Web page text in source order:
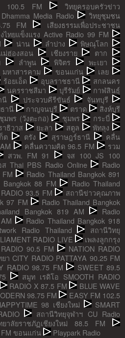
100.5 FM
วิทยุครอบครัวข่าว
Media Radio
วิทยุชุมชน
FM
เสียงธรรมเพื่อประชาชน
ไทยแข็งแรง Active Radio 99 FM
น่าน ลำปาง
พิษณุโลก
ม่ฮ่องสอน เชียงราย
ตาก
ลำพูน พิจิตร
พะเยา
มหาสารคาม ขอนแก่น
เลย
ร้อยเอ็ด อุบลราชธานี
สกลนคร
นครราชสีมา บุรีรัมย์
กาฬสินธุ์
นี ประจวบคีรีขันธ์
จันทบุรี
านี กาญจนบุรี ตราด
สิงห์บุรี
ชุมพร (วังตะกอ) ชุมพร
กระบี่
าธิวาส ยะลา สตูล
พัทลุง
ต ตรัง สุราษฎร์ธานี
คลื่น
คลื่นความคิด 96.5 FM
รวม
สวพ. FM 91
จส 100 JS 100
ส Thai PBS Radio Online
Radio
Radio Thailand Bangkok 891
Bangkok 88 FM
Radio Thailand
93.5 FM
สถานีข่าวคุณภาพ
97 FM
Radio Thailand Bangkok
Bangkok 819 AM
Radio
Radio Thailand Bangkok 918
Radio Thailand
สถานีวิทยุ
RADIO LIVE
เพลงลูกกรุง
90.5 FM
NATION RADIO
า CITY RADIO PATTAYA 90.25 FM
RADIO 98.75 FM
SWEET 89.5
สมูท เรดิโอ SMOOTH RADIO
RADIO X 87.5 FM
BLUE WAVE
98.75 FM
EASY FM 102.5
98 เชียงใหม่
SMART
สถานีวิทยุจุฬาฯ CU Radio
ยาลัยราชภัฏเชียงใหม่ 88.5 FM
FM ขอนแก่น
Playpark Radio